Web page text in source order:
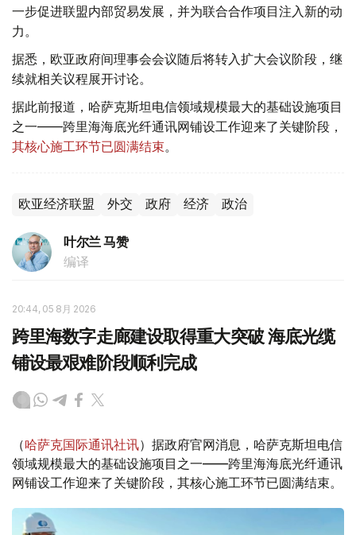
一步促进联盟内部贸易发展，并为联合合作项目注入新的动
力。
据悉，欧亚政府间理事会会议随后将转入扩大会议阶段，继
续就相关议程展开讨论。
据此前报道，哈萨克斯坦电信领域规模最大的基础设施项目
之一——跨里海海底光纤通讯网铺设工作迎来了关键阶段，
其核心施工环节已圆满结束。
欧亚经济联盟 外交 政府 经济 政治
叶尔兰 马赞
编译
20:44, 05 8月 2026
跨里海数字走廊建设取得重大突破 海底光缆
铺设最艰难阶段顺利完成
（哈萨克国际通讯社讯）据政府官网消息，哈萨克斯坦电信
领域规模最大的基础设施项目之一——跨里海海底光纤通讯
网铺设工作迎来了关键阶段，其核心施工环节已圆满结束。